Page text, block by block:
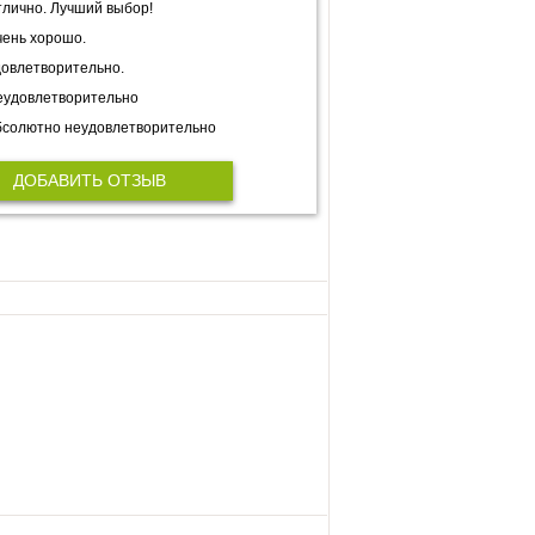
Лучший выбор!
хорошо.
неудовлетворительно
ДОБАВИТЬ ОТЗЫВ